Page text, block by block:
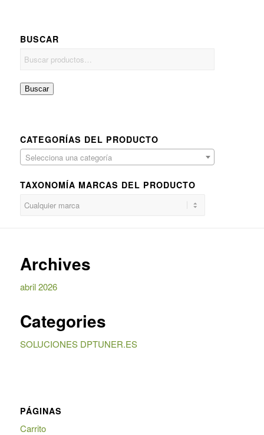
BUSCAR
Buscar
CATEGORÍAS DEL PRODUCTO
Selecciona una categoría
TAXONOMÍA MARCAS DEL PRODUCTO
Archives
abril 2026
Categories
SOLUCIONES DPTUNER.ES
PÁGINAS
Carrito